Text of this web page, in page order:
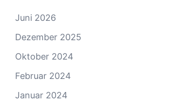
Juni 2026
Dezember 2025
Oktober 2024
Februar 2024
Januar 2024